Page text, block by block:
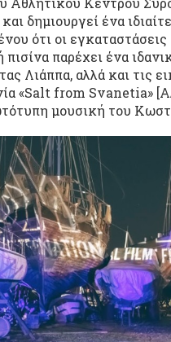
δημιουργεί ένα
ότι οι εγκαταστάσεις
παρέχει ένα
Λιάππα, αλλά και τις
«Salt from Svanetia»
μουσική του